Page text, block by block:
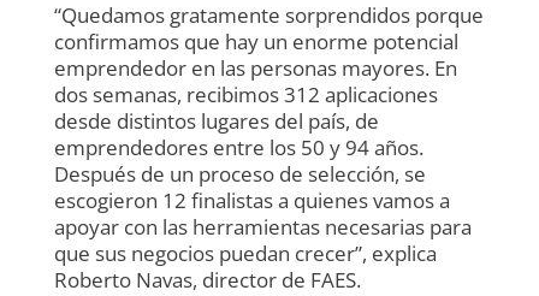
“Quedamos gratamente sorprendidos porque
confirmamos que hay un enorme potencial
emprendedor en las personas mayores. En
dos semanas, recibimos 312 aplicaciones
desde distintos lugares del país, de
emprendedores entre los 50 y 94 años.
Después de un proceso de selección, se
escogieron 12 finalistas a quienes vamos a
apoyar con las herramientas necesarias para
que sus negocios puedan crecer”, explica
Roberto Navas, director de FAES.